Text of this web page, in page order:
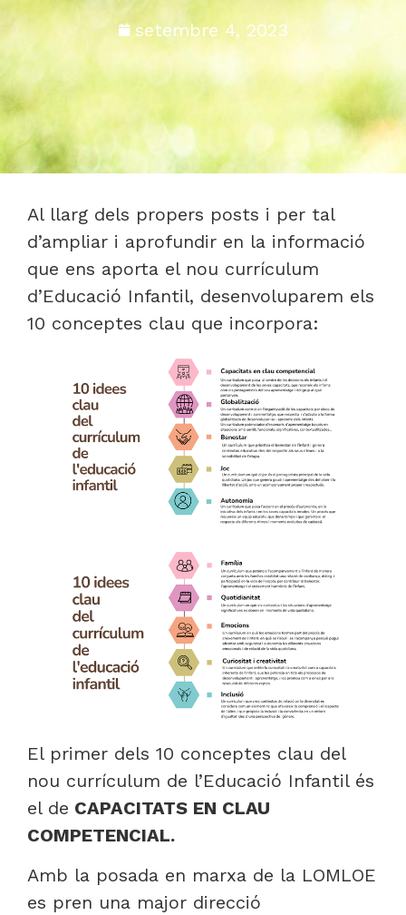
setembre 4, 2023
Al llarg dels propers posts i per tal
d’ampliar i aprofundir en la informació
que ens aporta el nou currículum
d’Educació Infantil, desenvoluparem els
10 conceptes clau que incorpora:
El primer dels 10 conceptes clau del
nou currículum de l’Educació Infantil és
el de CAPACITATS EN CLAU
COMPETENCIAL.
Amb la posada en marxa de la LOMLOE
es pren una major direcció